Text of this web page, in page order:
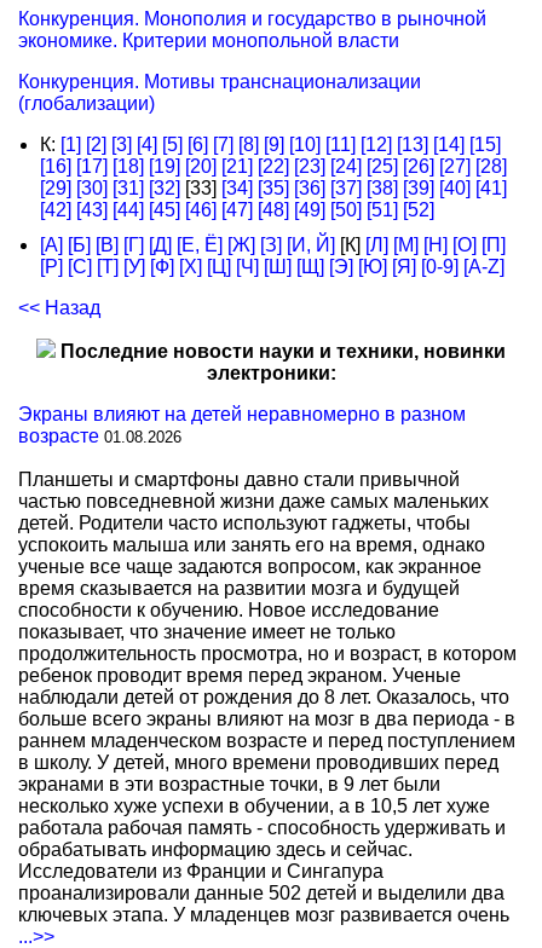
Конкуренция. Монополия и государство в рыночной
экономике. Критерии монопольной власти
Конкуренция. Мотивы транснационализации
(глобализации)
К: [1] [2] [3] [4] [5] [6] [7] [8] [9] [10] [11] [12] [13] [14] [15]
[16] [17] [18] [19] [20] [21] [22] [23] [24] [25] [26] [27] [28]
[29] [30] [31] [32] [33] [34] [35] [36] [37] [38] [39] [40] [41]
[42] [43] [44] [45] [46] [47] [48] [49] [50] [51] [52]
[А] [Б] [В] [Г] [Д] [Е, Ё] [Ж] [З] [И, Й] [К] [Л] [М] [Н] [О] [П]
[Р] [С] [Т] [У] [Ф] [Х] [Ц] [Ч] [Ш] [Щ] [Э] [Ю] [Я] [0-9] [A-Z]
<< Назад
Последние новости науки и техники, новинки
электроники:
Экраны влияют на детей неравномерно в разном
возрасте 01.08.2026
Планшеты и смартфоны давно стали привычной
частью повседневной жизни даже самых маленьких
детей. Родители часто используют гаджеты, чтобы
успокоить малыша или занять его на время, однако
ученые все чаще задаются вопросом, как экранное
время сказывается на развитии мозга и будущей
способности к обучению. Новое исследование
показывает, что значение имеет не только
продолжительность просмотра, но и возраст, в котором
ребенок проводит время перед экраном. Ученые
наблюдали детей от рождения до 8 лет. Оказалось, что
больше всего экраны влияют на мозг в два периода - в
раннем младенческом возрасте и перед поступлением
в школу. У детей, много времени проводивших перед
экранами в эти возрастные точки, в 9 лет были
несколько хуже успехи в обучении, а в 10,5 лет хуже
работала рабочая память - способность удерживать и
обрабатывать информацию здесь и сейчас.
Исследователи из Франции и Сингапура
проанализировали данные 502 детей и выделили два
ключевых этапа. У младенцев мозг развивается очень
...>>